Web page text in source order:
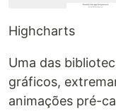
Highcharts
Uma das
gráficos,
animações pré-